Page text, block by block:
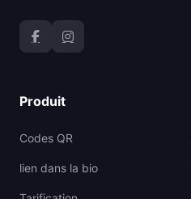
Produit
Codes QR
lien dans la bio